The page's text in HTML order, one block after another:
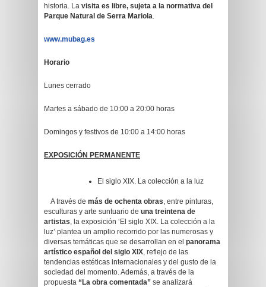
historia. La visita es libre, sujeta a la normativa del
Parque Natural de Serra Mariola.
www.mubag.es
Horario
Lunes cerrado
Martes a sábado de 10:00 a 20:00 horas
Domingos y festivos de 10:00 a 14:00 horas
EXPOSICIÓN PERMANENTE
El siglo XIX. La colección a la luz
A través de más de ochenta obras, entre pinturas,
esculturas y arte suntuario de una treintena de
artistas, la exposición ‘El siglo XIX. La colección a la
luz’ plantea un amplio recorrido por las numerosas y
diversas temáticas que se desarrollan en el panorama
artístico español del siglo XIX, reflejo de las
tendencias estéticas internacionales y del gusto de la
sociedad del momento. Además, a través de la
propuesta “La obra comentada” se analizará